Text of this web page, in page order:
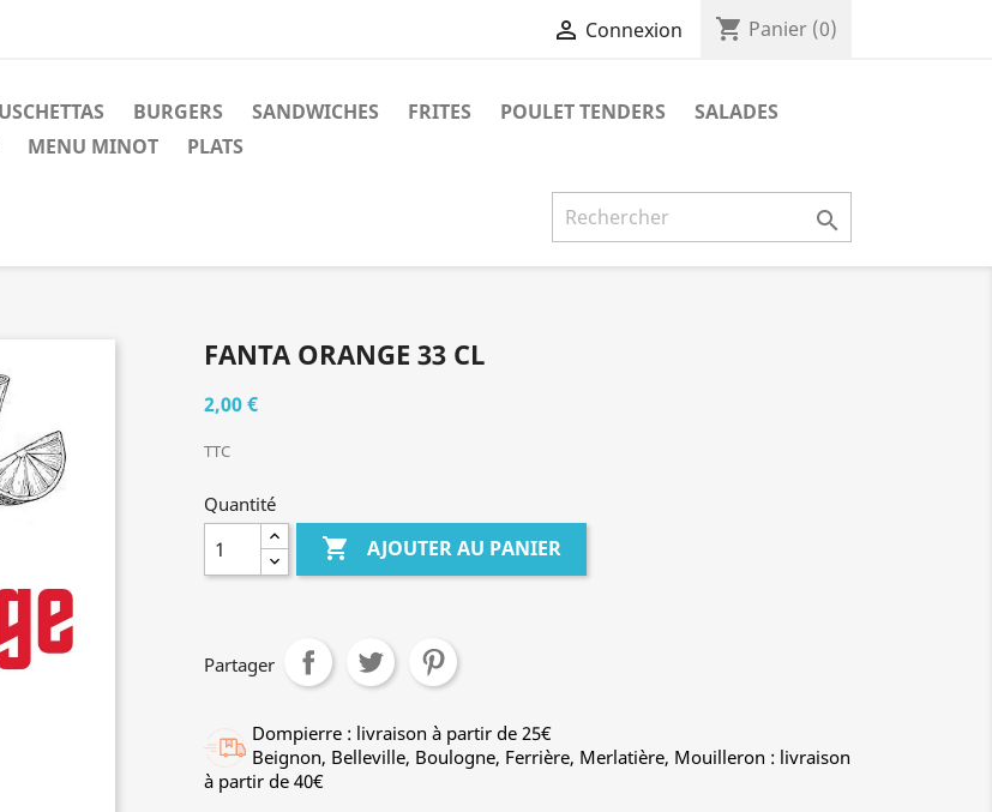
 Connexion shopping_cart Panier (0)
BURGERS SANDWICHES FRITES POULET TENDERS
SALADES
MENU MINOT PLATS

FANTA ORANGE 33 CL
2,00 €
TTC
Quantité
 AJOUTER AU PANIER
Partager
Dompierre : livraison à partir de 25€
Beignon, Belleville, Boulogne, Ferrière, Merlatière, Mouilleron : livraison
à partir de 40€